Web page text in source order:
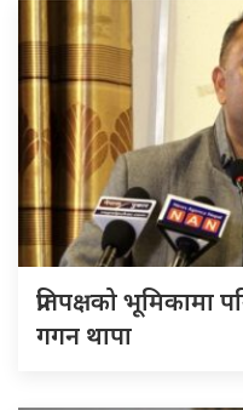
प्रतिपक्षको भूमिकामा
गगन थापा